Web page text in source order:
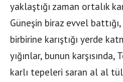
yaklaştığı zaman ortalık
Güneşin biraz evvel
birbirine karıştığı yerde
yığınlar, bunun karşısında,
karlı tepeleri saran al al